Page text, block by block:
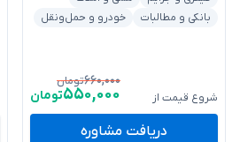
بانکی و مطالبات
خودرو و حمل‌ونقل
شروع قیمت از
۶۶۰,۰۰۰تومان
۵۵۰,۰۰۰تومان
دریافت مشاوره